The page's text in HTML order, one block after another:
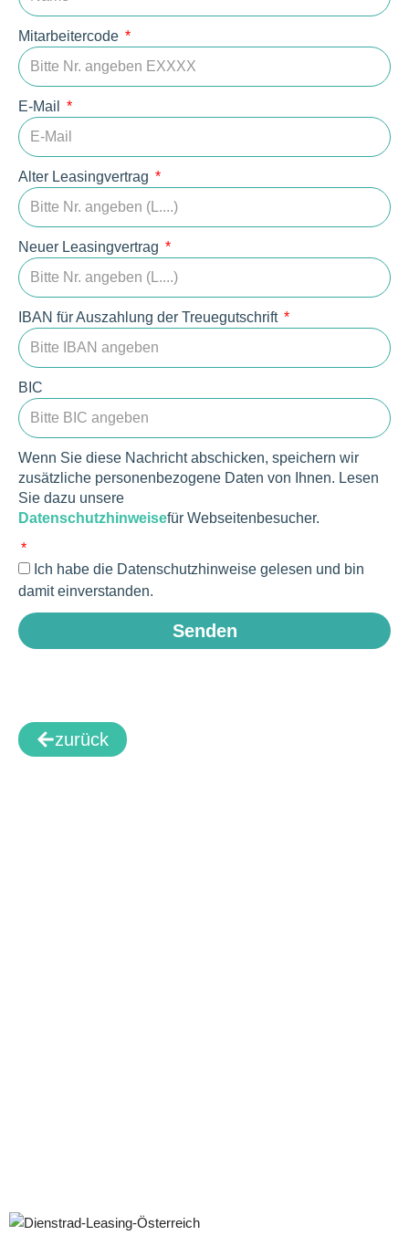
Mitarbeitercode
E-Mail
Alter Leasingvertrag
Neuer Leasingvertrag
IBAN für Auszahlung der Treuegutschrift
BIC
Wenn Sie diese Nachricht abschicken, speichern wir
zusätzliche personenbezogene Daten von Ihnen. Lesen
Sie dazu unsere
Datenschutzhinweisefür Webseitenbesucher.
Ich habe die Datenschutzhinweise gelesen und bin
damit einverstanden.
Senden
zurück